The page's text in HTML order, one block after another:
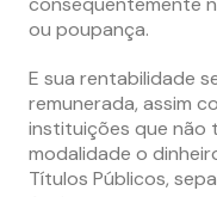
ou poupança.
E sua rentabilidade
remunerada, assim
instituições que não
modalidade o
Títulos Públicos,